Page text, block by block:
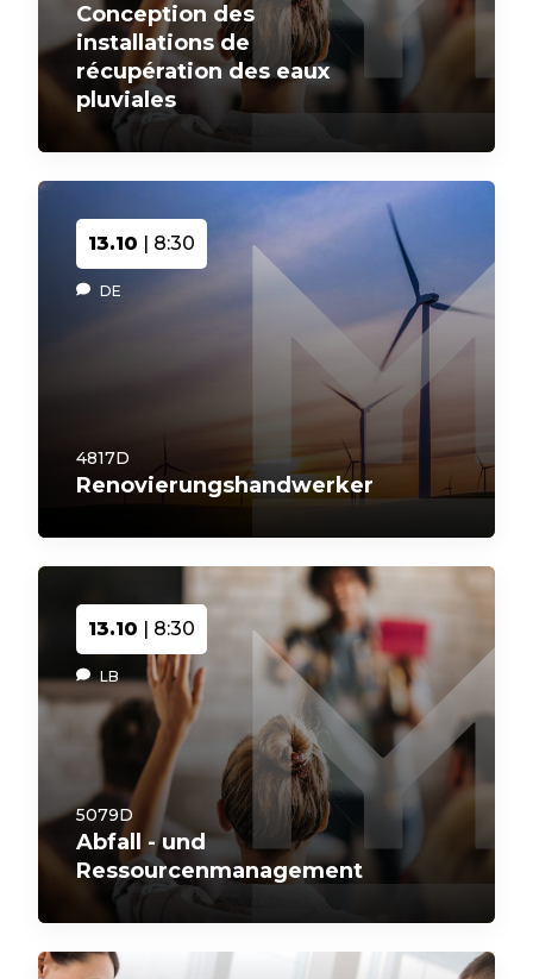
Conception des
installations de
récupération des eaux
pluviales
13.10 | 8:30
DE
4817D
Renovierungshandwerker
13.10 | 8:30
LB
5079D
Abfall - und
Ressourcenmanagement